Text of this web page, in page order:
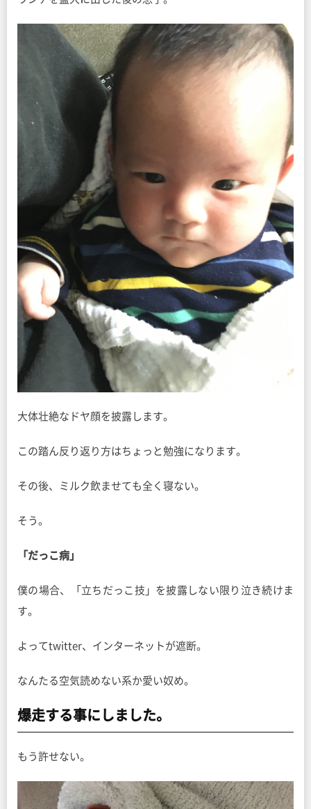
大体壮絶なドヤ顔を披露します。
この踏ん反り返り方はちょっと勉強になります。
その後、ミルク飲ませても全く寝ない。
そう。
「だっこ病」
僕の場合、「立ちだっこ技」を披露しない限り泣き続けま
す。
よってtwitter、インターネットが遮断。
なんたる空気読めない系か愛い奴め。
爆走する事にしました。
もう許せない。